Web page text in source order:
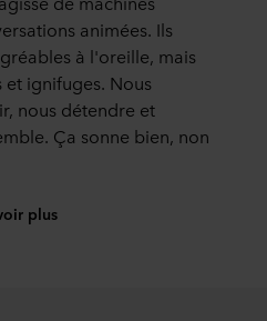
vous concernant par le biais
ou modifier votre
en cliquant sur l’icône de
Consultez la section « À
sur notre utilisation des
données personnelles,
animées. Ils
à l'oreille, mais
et ignifuges. Nous
nous détendre et
Ça sonne bien, non
plus